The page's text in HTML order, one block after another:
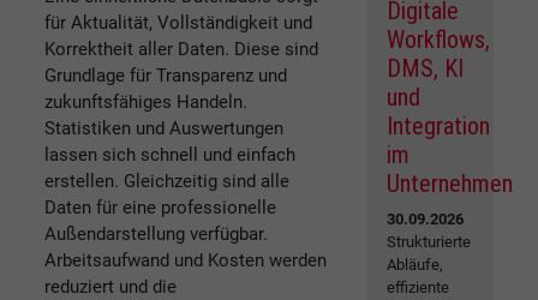
für Aktualität, Vollständigkeit und
Korrektheit aller Daten. Diese sind
Grundlage für Transparenz und
zukunftsfähiges Handeln.
Statistiken und Auswertungen
lassen sich schnell und einfach
erstellen. Gleichzeitig sind alle
Daten für eine professionelle
Außendarstellung verfügbar.
Arbeitsaufwand und Kosten werden
reduziert und die
Digitale
Workflows,
DMS, KI
und
Integration
im
Unternehmen
30.09.2026
Strukturierte
Abläufe,
effiziente